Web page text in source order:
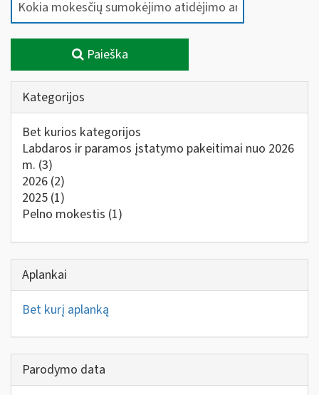
Paieška
Kategorijos
Bet kurios kategorijos
Labdaros ir paramos įstatymo pakeitimai nuo 2026
m. (3)
2026 (2)
2025 (1)
Pelno mokestis (1)
Aplankai
Bet kurį aplanką
Parodymo data